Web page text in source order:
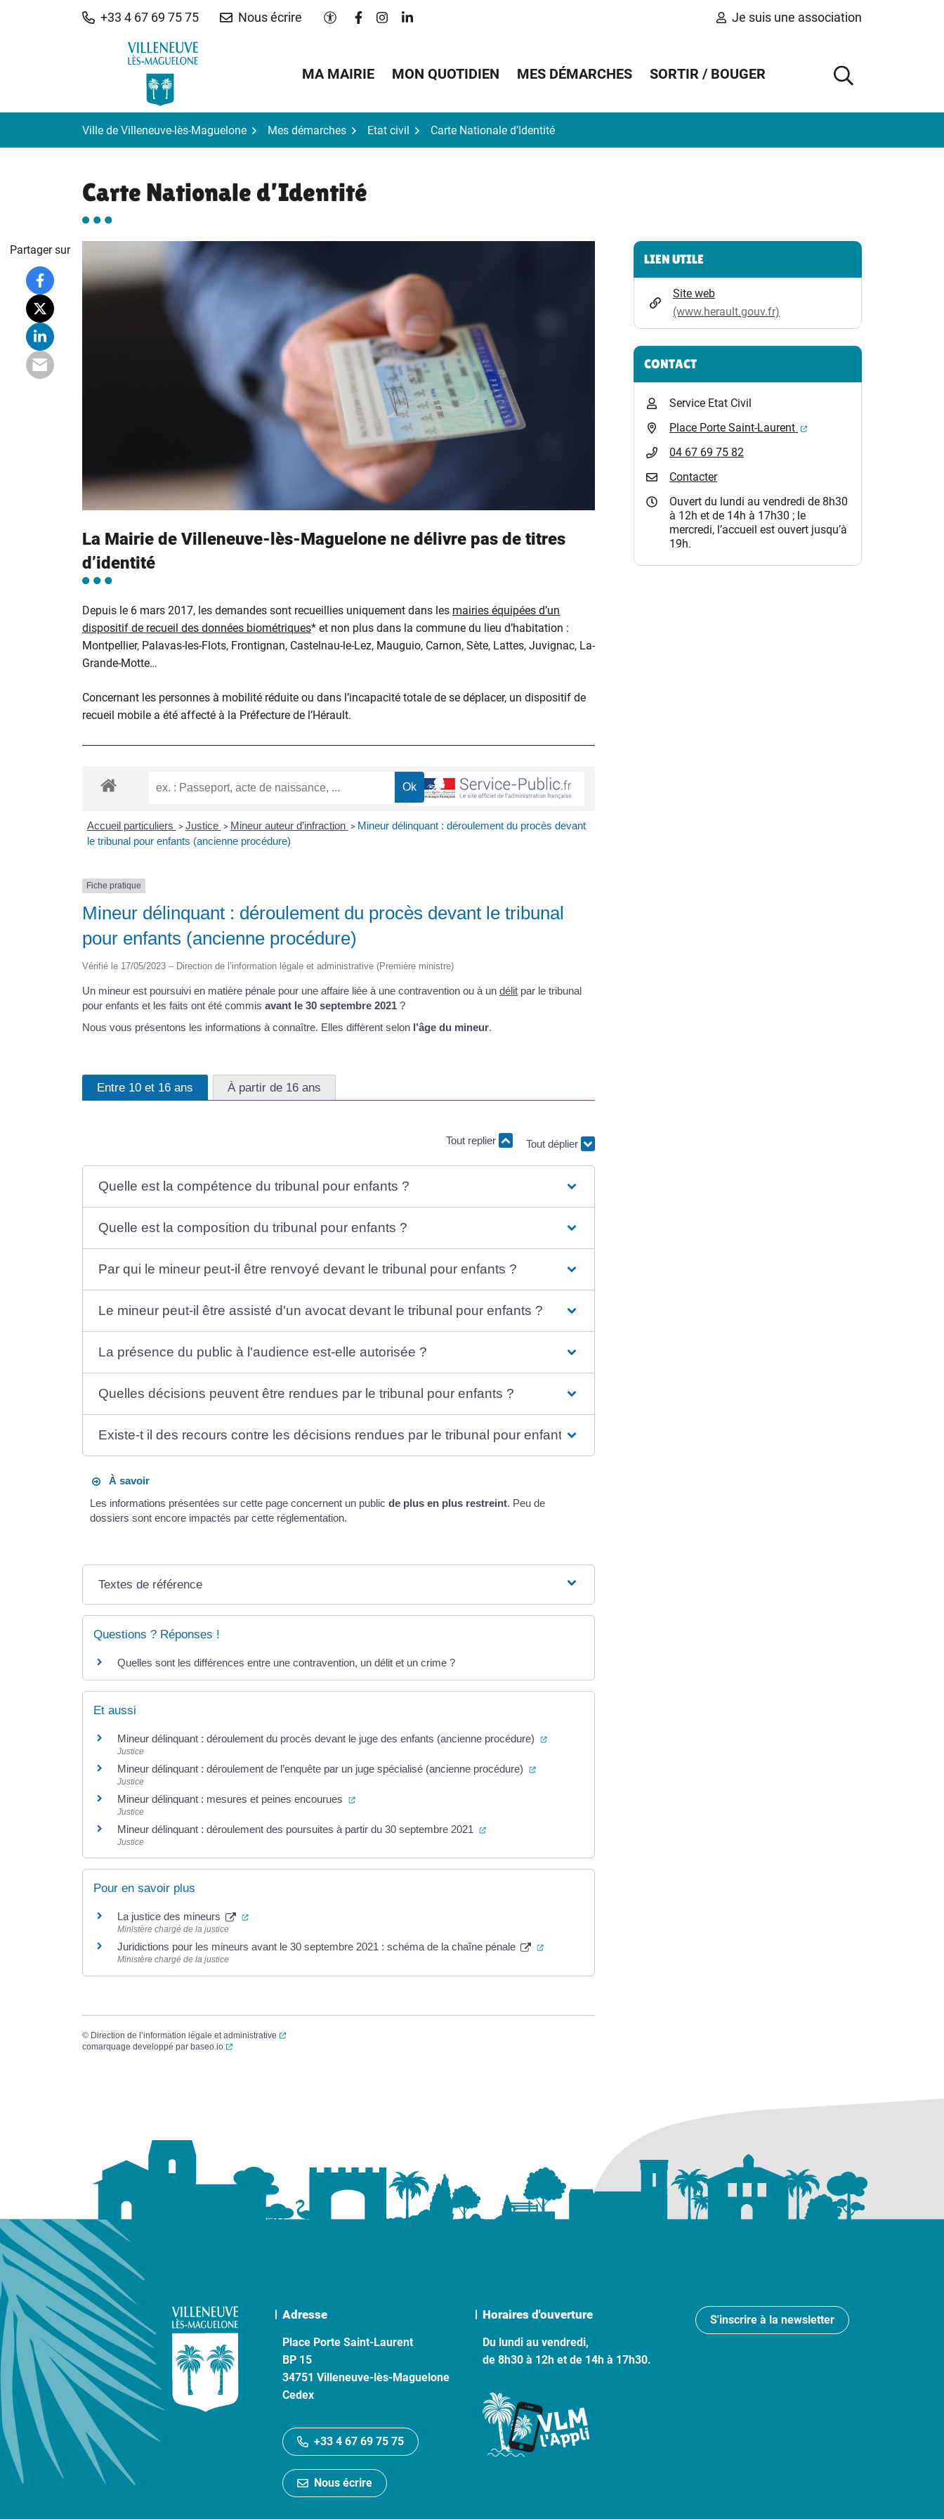
+33 4 67 69 75 75 Nous écrire Paramètres d'accessibilité
Lien vers le compte Facebook
Lien vers le compte Instagram
Lien vers le compte Linkedin Je suis une association
MA MAIRIE MON QUOTIDIEN MES DÉMARCHES SORTIR / BOUGER
AFFICHER
Ville de Villeneuve-lès-Maguelone Mes démarches Etat civil Carte Nationale d’Identité
Carte Nationale d’Identité
La Mairie de Villeneuve-lès-Maguelone ne délivre pas de titres
d’identité
Depuis le 6 mars 2017, les demandes sont recueillies uniquement dans les mairies équipées d’un
dispositif de recueil des données biométriques* et non plus dans la commune du lieu d’habitation :
Montpellier, Palavas-les-Flots, Frontignan, Castelnau-le-Lez, Mauguio, Carnon, Sète, Lattes, Juvignac, La-
Grande-Motte…
Concernant les personnes à mobilité réduite ou dans l’incapacité totale de se déplacer, un dispositif de
recueil mobile a été affecté à la Préfecture de l’Hérault.
Accueil particuliers > Justice > Mineur auteur d’infraction > Mineur délinquant : déroulement du procès devant
le tribunal pour enfants (ancienne procédure)
Fiche pratique
Mineur délinquant : déroulement du procès devant le tribunal
pour enfants (ancienne procédure)
Vérifié le 17/05/2023 – Direction de l’information légale et administrative (Première ministre)
Un mineur est poursuivi en matière pénale pour une affaire liée à une contravention ou à un délit par le tribunal
pour enfants et les faits ont été commis avant le 30 septembre 2021 ?
Nous vous présentons les informations à connaître. Elles diffèrent selon l’âge du mineur.
Entre 10 et 16 ans À partir de 16 ans
Tout replier
Tout déplier
Quelle est la compétence du tribunal pour enfants ?
Quelle est la composition du tribunal pour enfants ?
Par qui le mineur peut-il être renvoyé devant le tribunal pour enfants ?
Le mineur peut-il être assisté d'un avocat devant le tribunal pour enfants ?
La présence du public à l'audience est-elle autorisée ?
Quelles décisions peuvent être rendues par le tribunal pour enfants ?
Existe-t il des recours contre les décisions rendues par le tribunal pour enfants ?
À savoir
Les informations présentées sur cette page concernent un publicde plus en plus restreint. Peu de
dossiers sont encore impactés par cette réglementation.
Textes de référence
Questions ? Réponses !
Quelles sont les différences entre une contravention, un délit et un crime ?
Et aussi
Mineur délinquant : déroulement du procès devant le juge des enfants (ancienne procédure) (ouverture dans un nouvel onglet)
Justice
Mineur délinquant : déroulement de l’enquête par un juge spécialisé (ancienne procédure) (ouverture dans un nouvel onglet)
Justice
Mineur délinquant : mesures et peines encourues (ouverture dans un nouvel onglet)
Justice
Mineur délinquant : déroulement des poursuites à partir du 30 septembre 2021 (ouverture dans un nouvel onglet)
Justice
Pour en savoir plus
La justice des mineurs (ouverture dans un nouvel onglet)
Ministère chargé de la justice
Juridictions pour les mineurs avant le 30 septembre 2021 : schéma de la chaîne pénale (ouverture dans un nouvel onglet)
Ministère chargé de la justice
© Direction de l’information légale et administrative
(ouverture dans un nouvel onglet)
comarquage developpé par baseo.io (ouverture dans un nouvel onglet)
Partager sur Informations complémentaires
LIEN UTILE
Site web
(www.herault.gouv.fr)
CONTACT
Service Etat Civil
Place Porte Saint-Laurent
(ouverture dans un nouvel
04 67 69 75 82
Contacter
Ouvert du lundi au vendredi de 8h30
à 12h et de 14h à 17h30 ; le
mercredi, l’accueil est ouvert jusqu’à
19h.
Adresse
Place Porte Saint-Laurent
BP 15
34751 Villeneuve-lès-Maguelone
Cedex
+33 4 67 69 75 75
Nous écrire
Horaires d'ouverture
Du lundi au vendredi,
de 8h30 à 12h et de 14h à 17h30.
S'inscrire à la newsletter